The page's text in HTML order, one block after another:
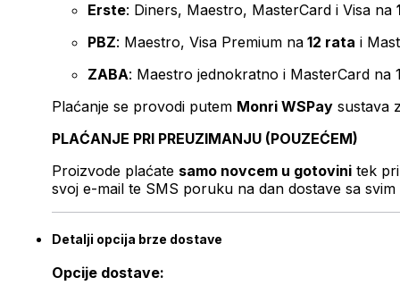
Erste: Diners, Maestro, MasterCard i Visa na
PBZ: Maestro, Visa Premium na 12 rata i
ZABA: Maestro jednokratno i MasterCard na
Plaćanje se provodi putem Monri WSPay sustava
PLAĆANJE PRI PREUZIMANJU (POUZEĆEM)
Proizvode plaćate samo novcem u gotovini tek
svoj e-mail te SMS poruku na dan dostave sa svim
Detalji opcija brze dostave
Opcije dostave: